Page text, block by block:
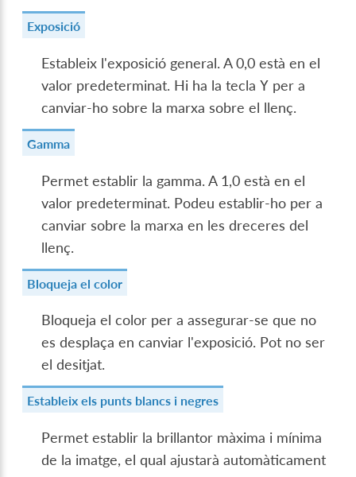
Exposició
Estableix l'exposició general. A 0,0 està en el
valor predeterminat. Hi ha la teclaY per a
canviar-ho sobre la marxa sobre el llenç.
Gamma
Permet establir la gamma. A 1,0 està en el
valor predeterminat. Podeu establir-ho per a
canviar sobre la marxa en les dreceres del
llenç.
Bloqueja el color
Bloqueja el color per a assegurar-se que no
es desplaça en canviar l'exposició. Pot no ser
el desitjat.
Estableix els punts blancs i negres
Permet establir la brillantor màxima i mínima
de la imatge, el qual ajustarà automàticament